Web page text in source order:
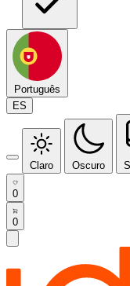
Português
ES
Claro Oscuro
0
0